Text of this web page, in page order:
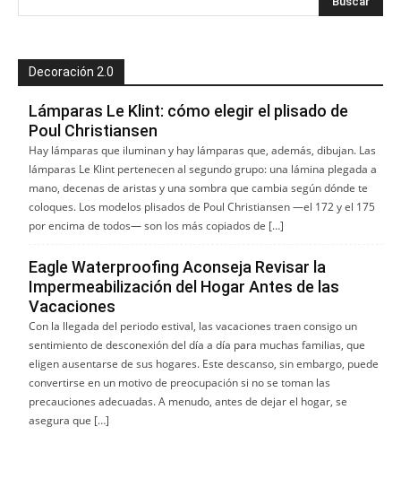
Decoración 2.0
Lámparas Le Klint: cómo elegir el plisado de
Poul Christiansen
Hay lámparas que iluminan y hay lámparas que, además, dibujan. Las
lámparas Le Klint pertenecen al segundo grupo: una lámina plegada a
mano, decenas de aristas y una sombra que cambia según dónde te
coloques. Los modelos plisados de Poul Christiansen —el 172 y el 175
por encima de todos— son los más copiados de […]
Eagle Waterproofing Aconseja Revisar la
Impermeabilización del Hogar Antes de las
Vacaciones
Con la llegada del periodo estival, las vacaciones traen consigo un
sentimiento de desconexión del día a día para muchas familias, que
eligen ausentarse de sus hogares. Este descanso, sin embargo, puede
convertirse en un motivo de preocupación si no se toman las
precauciones adecuadas. A menudo, antes de dejar el hogar, se
asegura que […]